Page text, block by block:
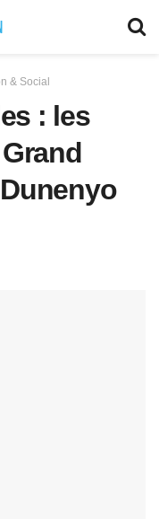
& Social
: les